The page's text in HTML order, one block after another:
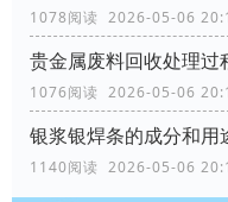
1078阅读 2026-05-06
1076阅读 2026-05-06
银浆银焊条的成分和用
1140阅读 2026-05-06